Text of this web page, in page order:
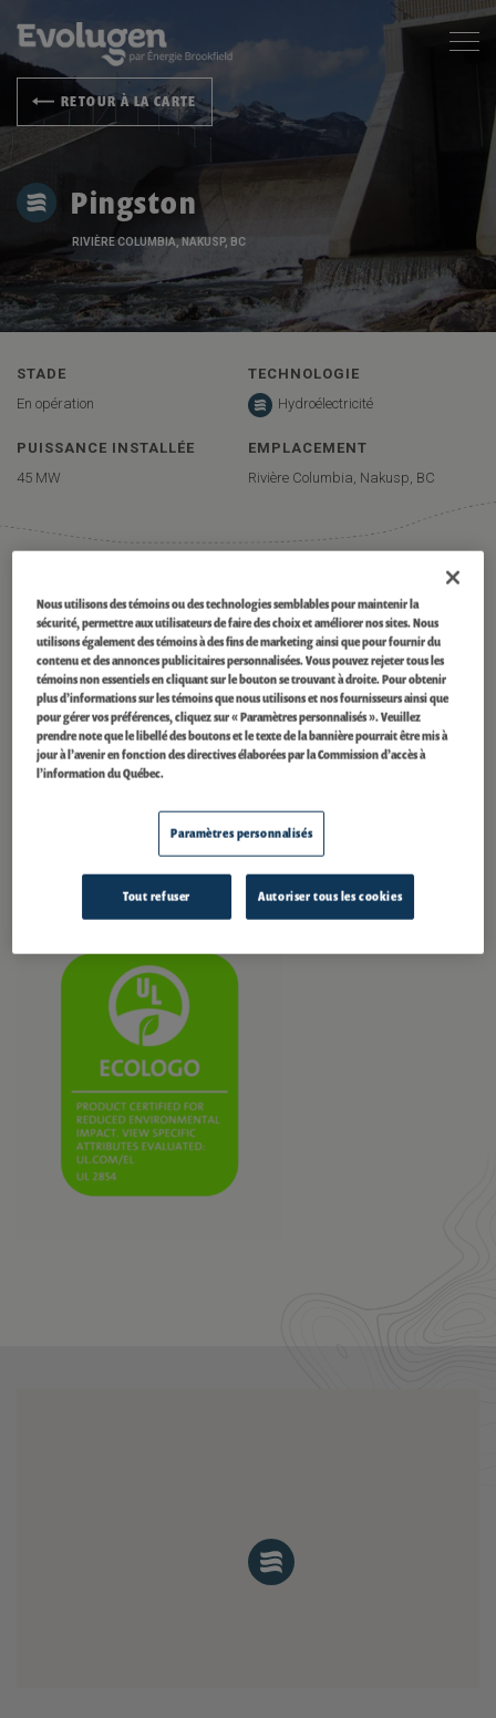
RETOUR À LA CARTE
Pingston
RIVIÈRE COLUMBIA, NAKUSP, BC
STADE
En opération
TECHNOLOGIE
Hydroélectricité
PUISSANCE INSTALLÉE
45 MW
EMPLACEMENT
Rivière Columbia, Nakusp, BC
Le barrage Pingston est certifié et porte la marque UL 2854 – (2010)
comme un produit de l’électricité renouvelable à faible impact. Dans la
gestion de notre portefeuille, nous avons collaboré avec ECOLOGO®en vue
de certifier le barrage Pingston ainsi que 21 autres barrages
hydroélectriques. Selon le programme ECOLOGO®, l’énergie que nous
produisons est certifiée comme un produit de l’électricité renouvelable à
faible impact, un choix crédible et préférable sur le plan de l’environnement
pour les organisations et les communautés qui cherchent à acheter de
qui est fondé sur la norme ISO 14024 (Organisation mondiale de la
normalisation) pour l’écoétiquetage, tient compte de l’impact d’une
installation pendant toute sa durée de vie. Pour plus d’information,
Nous utilisons des témoins ou des technologies semblables pour maintenir la
sécurité, permettre aux utilisateurs de faire des choix et améliorer nos sites. Nous
utilisons également des témoins à des fins de marketing ainsi que pour fournir du
contenu et des annonces publicitaires personnalisées. Vous pouvez rejeter tous les
témoins non essentiels en cliquant sur le bouton se trouvant à droite. Pour obtenir
plus d’informations sur les témoins que nous utilisons et nos fournisseurs ainsi que
pour gérer vos préférences, cliquez sur « Paramètres personnalisés ». Veuillez
prendre note que le libellé des boutons et le texte de la bannière pourrait être mis à
jour à l’avenir en fonction des directives élaborées par la Commission d’accès à
l’information du Québec.
Paramètres personnalisés
Tout refuser Autoriser tous les cookies